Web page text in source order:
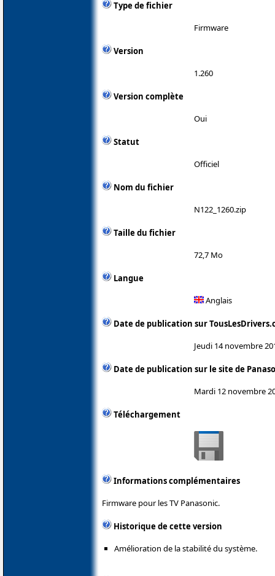
Type de fichier
Firmware
Version
1.260
Version complète
Oui
Statut
Officiel
Nom du fichier
N122_1260.zip
Taille du fichier
72,7 Mo
Langue
Anglais
Date de publication sur
Jeudi 14 novembre
Date de publication sur le site de
Mardi 12 novembre
Téléchargement
Informations complémentaires
Firmware pour les TV Panasonic.
Historique de cette version
Amélioration de la stabilité du système.